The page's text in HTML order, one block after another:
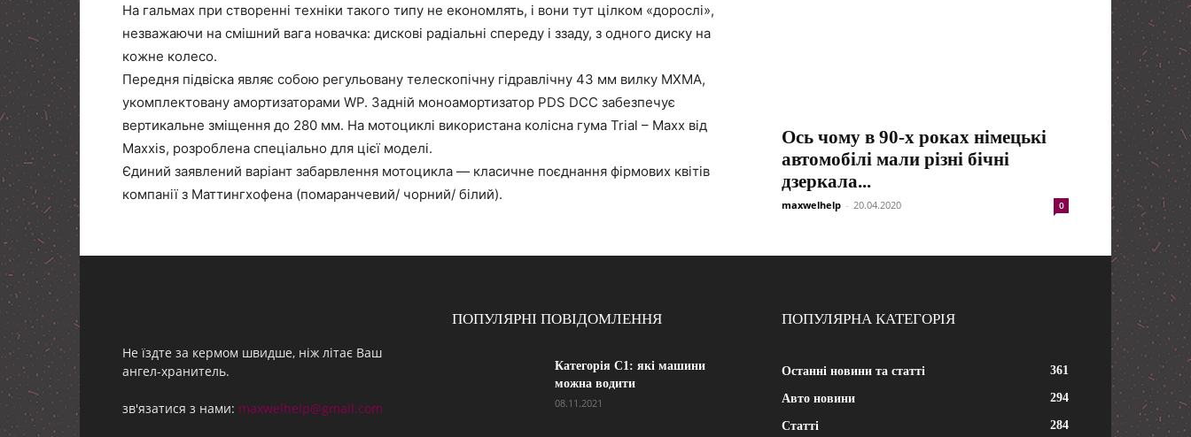
На гальмах при створенні техніки такого типу не економлять, і вони тут цілком «дорослі»,
незважаючи на смішний вага новачка: дискові радіальні спереду і ззаду, з одного диску на
кожне колесо.
Передня підвіска являє собою регульовану телескопічну гідравлічну 43 мм вилку MXMA,
укомплектовану амортизаторами WP. Задній моноамортизатор PDS DCC забезпечує
вертикальне зміщення до 280 мм. На мотоциклі використана колісна гума Trial – Maxx від
Maxxis, розроблена спеціально для цієї моделі.
Єдиний заявлений варіант забарвлення мотоцикла — класичне поєднання фірмових квітів
компанії з Маттингхофена (помаранчевий/ чорний/ білий).
Ось чому в 90-х роках німецькі
автомобілі мали різні бічні
дзеркала...
maxwelhelp - 20.04.2020 0
Не їздте за кермом швидше, ніж літає Ваш
ангел-хранитель.
зв'язатися з нами: maxwelhelp@gmail.com
ПОПУЛЯРНІ ПОВІДОМЛЕННЯ
Категорія С1: які машини
можна водити
08.11.2021
ПОПУЛЯРНА КАТЕГОРІЯ
Останні новини та статті 361
Авто новини 294
Статті 284